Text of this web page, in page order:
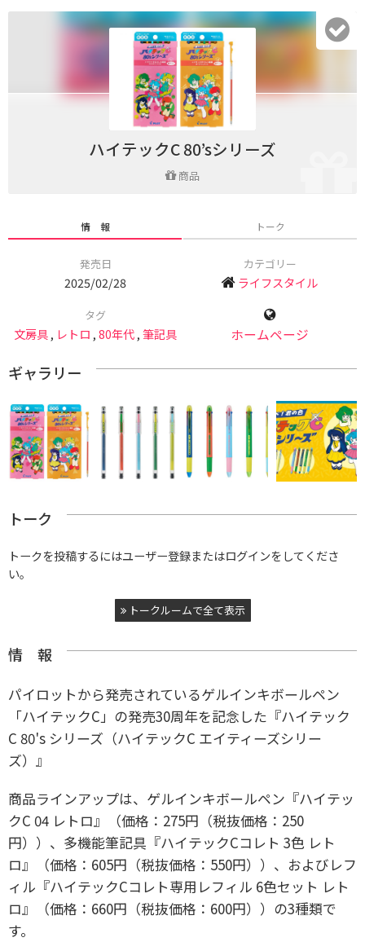
ハイテックC 80’sシリーズ
商品
情 報 トーク
発売日
2025/02/28
カテゴリー
ライフスタイル
タグ
文房具, レトロ ,80年代,筆記具 ホームページ
ギャラリー
トーク
トークを投稿するにはユーザー登録またはログインをしてくださ
い。
トークルームで全て表示
情 報
パイロットから発売されているゲルインキボールペン
「ハイテックC」の発売30周年を記念した『ハイテック
C 80's シリーズ（ハイテックC エイティーズシリー
ズ）』
商品ラインアップは、ゲルインキボールペン『ハイテッ
クC 04 レトロ』（価格：275円（税抜価格：250
円））、多機能筆記具『ハイテックCコレト 3色 レト
ロ』（価格：605円（税抜価格：550円））、およびレフ
ィル『ハイテックCコレト専用レフィル 6色セット レト
ロ』（価格：660円（税抜価格：600円））の3種類で
す。